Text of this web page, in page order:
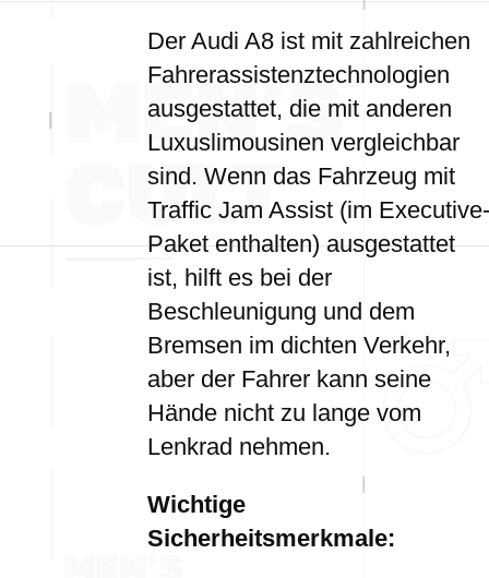
Der Audi A8 ist mit zahlreichen
Fahrerassistenztechnologien
ausgestattet, die mit anderen
Luxuslimousinen vergleichbar
sind. Wenn das Fahrzeug mit
Traffic Jam Assist (im Executive-
Paket enthalten) ausgestattet
ist, hilft es bei der
Beschleunigung und dem
Bremsen im dichten Verkehr,
aber der Fahrer kann seine
Hände nicht zu lange vom
Lenkrad nehmen.
Wichtige
Sicherheitsmerkmale: